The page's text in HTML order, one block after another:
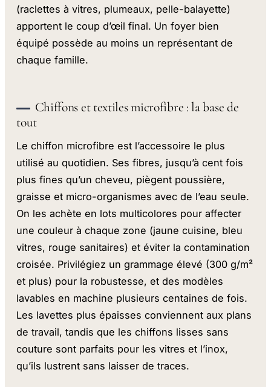
(raclettes à vitres, plumeaux, pelle-balayette)
apportent le coup d’œil final. Un foyer bien
équipé possède au moins un représentant de
chaque famille.
Chiffons et textiles microfibre : la base de
tout
Le chiffon microfibre est l’accessoire le plus
utilisé au quotidien. Ses fibres, jusqu’à cent fois
plus fines qu’un cheveu, piègent poussière,
graisse et micro-organismes avec de l’eau seule.
On les achète en lots multicolores pour affecter
une couleur à chaque zone (jaune cuisine, bleu
vitres, rouge sanitaires) et éviter la contamination
croisée. Privilégiez un grammage élevé (300 g/m²
et plus) pour la robustesse, et des modèles
lavables en machine plusieurs centaines de fois.
Les lavettes plus épaisses conviennent aux plans
de travail, tandis que les chiffons lisses sans
couture sont parfaits pour les vitres et l’inox,
qu’ils lustrent sans laisser de traces.